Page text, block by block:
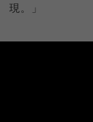
現。」